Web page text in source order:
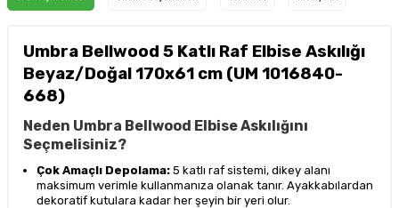
Umbra Bellwood 5 Katlı Raf Elbise Askılığı
Beyaz/Doğal 170x61 cm (UM 1016840-
668)
Neden Umbra Bellwood Elbise Askılığını
Seçmelisiniz?
Çok Amaçlı Depolama: 5 katlı raf sistemi, dikey alanı
maksimum verimle kullanmanıza olanak tanır. Ayakkabılardan
dekoratif kutulara kadar her şeyin bir yeri olur.